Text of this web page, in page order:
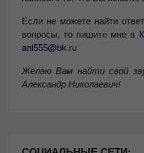
Если не можете найти
вопросы, то пишите мне в
anl555@bk.ru
Желаю Вам найти свой
Александр Николаевич!